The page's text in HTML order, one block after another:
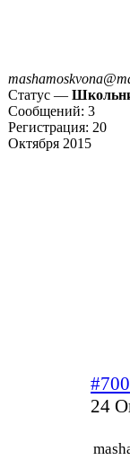
Статус —
Сообщений: 3
Регистрация: 20
Октября 2015
#700
24